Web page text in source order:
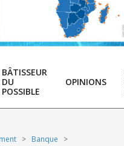
BÂTISSEUR
DU
POSSIBLE
OPINIONS
> Banque
>